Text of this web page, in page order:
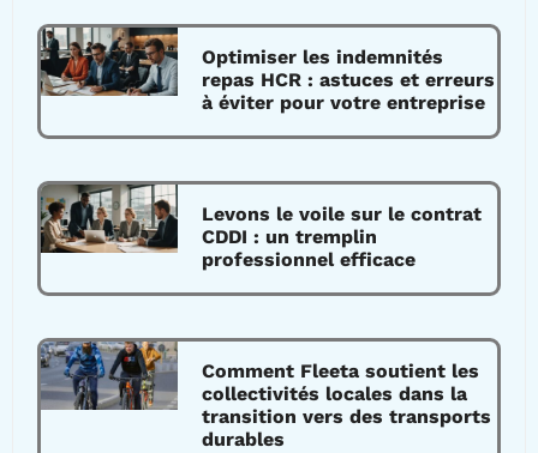
Optimiser les indemnités
repas HCR : astuces et erreurs
à éviter pour votre entreprise
Levons le voile sur le contrat
CDDI : un tremplin
professionnel efficace
Comment Fleeta soutient les
collectivités locales dans la
transition vers des transports
durables